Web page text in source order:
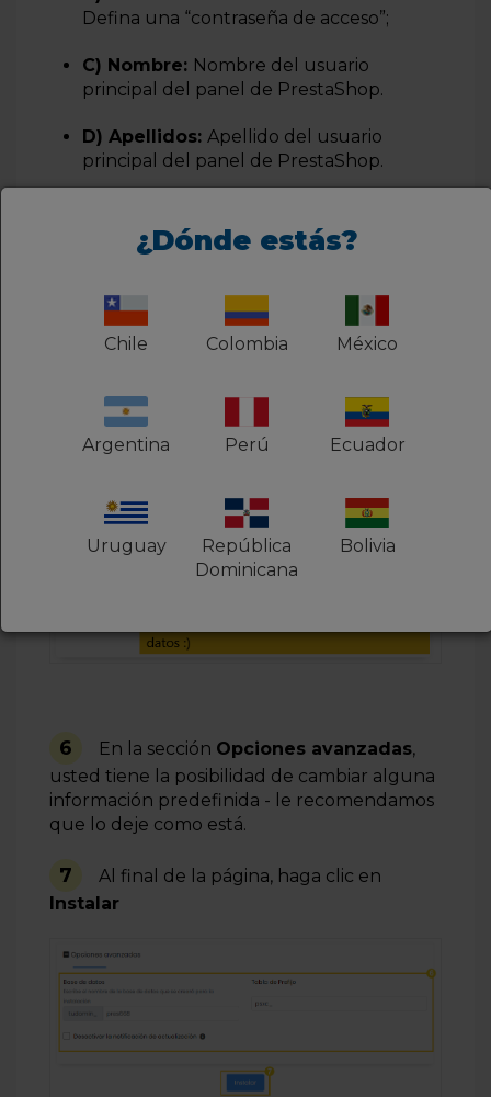
Defina una “contraseña de acceso”;
C) Nombre: Nombre del usuario
principal del panel de PrestaShop.
D) Apellidos: Apellido del usuario
principal del panel de PrestaShop.
6 En la sección Opciones avanzadas,
usted tiene la posibilidad de cambiar alguna
información predefinida - le recomendamos
que lo deje como está.
7
Al final de la página, haga clic en
Instalar
¿Dónde estás?
Chile Colombia México
Argentina Perú Ecuador
Uruguay
República
Dominicana
Bolivia